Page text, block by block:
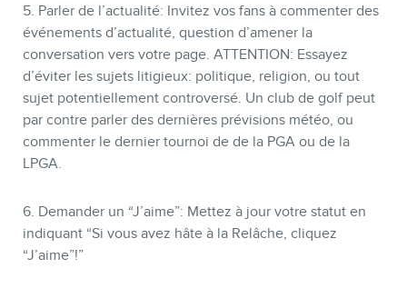
5. Parler de l’actualité: Invitez vos fans à commenter des
événements d’actualité, question d’amener la
conversation vers votre page. ATTENTION: Essayez
d’éviter les sujets litigieux: politique, religion, ou tout
sujet potentiellement controversé. Un club de golf peut
par contre parler des dernières prévisions météo, ou
commenter le dernier tournoi de de la PGA ou de la
LPGA.
6. Demander un “J’aime”: Mettez à jour votre statut en
indiquant “Si vous avez hâte à la Relâche, cliquez
“J’aime”!”